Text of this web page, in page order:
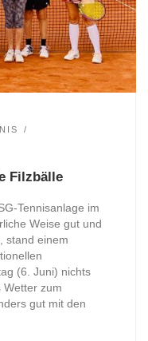
Filzbälle
Tennisanlage im
Weise gut und
stand einem
(6. Juni) nichts
Wetter zum
gut mit den